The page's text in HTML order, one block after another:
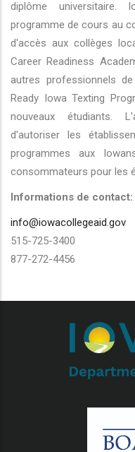
diplôme universitaire.
programme de cours au
d'accès aux collèges
Career Readiness
autres professionnels
Ready Iowa Texting
nouveaux étudiants.
d'autoriser les
programmes aux
consommateurs pour les
Informations de contact:
info@iowacollegeaid.gov
515-725-3400
877-272-4456